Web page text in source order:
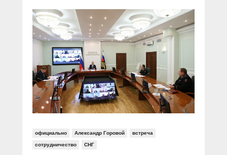
Документальные фильмы
В знании сила
Специальный репортаж
КиберПОСТОВОЙ
Газета «Щит и меч»
Журнал «Полиция России»
О ПОРТАЛЕ
Контакты
Вакансии
официально Александр Горовой встреча
сотрудничество СНГ